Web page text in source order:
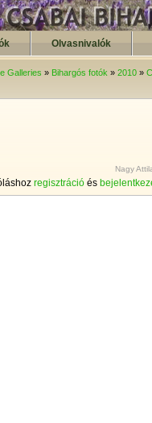
Olvasnivalók
Galleries » Bihargós fotók » 2010 »
Nagy
regisztráció és